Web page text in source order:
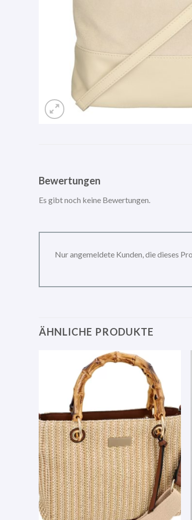
Bewertungen
Es gibt noch keine Bewertungen.
Nur angemeldete Kunden, die dieses
ÄHNLICHE PRODUKTE